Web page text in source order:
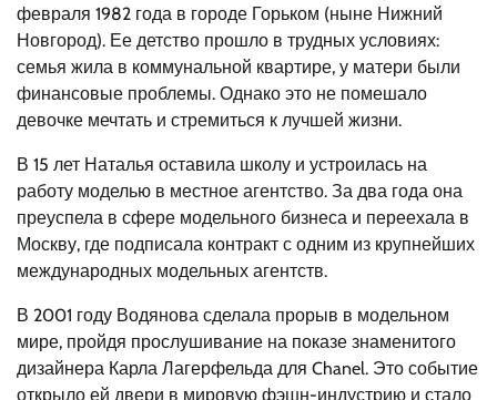
февраля 1982 года в городе Горьком (ныне Нижний
Новгород). Ее детство прошло в трудных условиях:
семья жила в коммунальной квартире, у матери были
финансовые проблемы. Однако это не помешало
девочке мечтать и стремиться к лучшей жизни.
В 15 лет Наталья оставила школу и устроилась на
работу моделью в местное агентство. За два года она
преуспела в сфере модельного бизнеса и переехала в
Москву, где подписала контракт с одним из крупнейших
международных модельных агентств.
В 2001 году Водянова сделала прорыв в модельном
мире, пройдя прослушивание на показе знаменитого
дизайнера Карла Лагерфельда для Chanel. Это событие
открыло ей двери в мировую фэшн-индустрию и стало